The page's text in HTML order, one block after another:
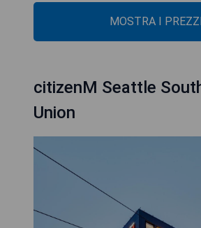
MOSTRA I PREZZI
citizenM Seattle
Union